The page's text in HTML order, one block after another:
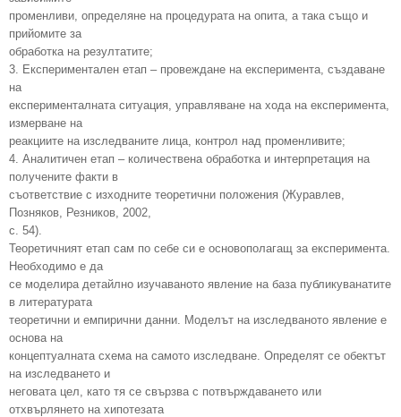
променливи, определяне на процедурата на опита, а така също и
прийомите за
обработка на резултатите;
3. Експериментален етап – провеждане на експеримента, създаване
на
експерименталната ситуация, управляване на хода на експеримента,
измерване на
реакциите на изследваните лица, контрол над променливите;
4. Аналитичен етап – количествена обработка и интерпретация на
получените факти в
съответствие с изходните теоретични положения (Журавлев,
Позняков, Резников, 2002,
с. 54).
Теоретичният етап сам по себе си е основополагащ за експеримента.
Необходимо е да
се моделира детайлно изучаваното явление на база публикуванатите
в литературата
теоретични и емпирични данни. Моделът на изследваното явление е
основа на
концептуалната схема на самото изследване. Определят се обектът
на изследването и
неговата цел, като тя се свързва с потвърждаването или
отхвърлянето на хипотезата